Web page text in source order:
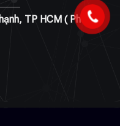
TP HCM ( Phường